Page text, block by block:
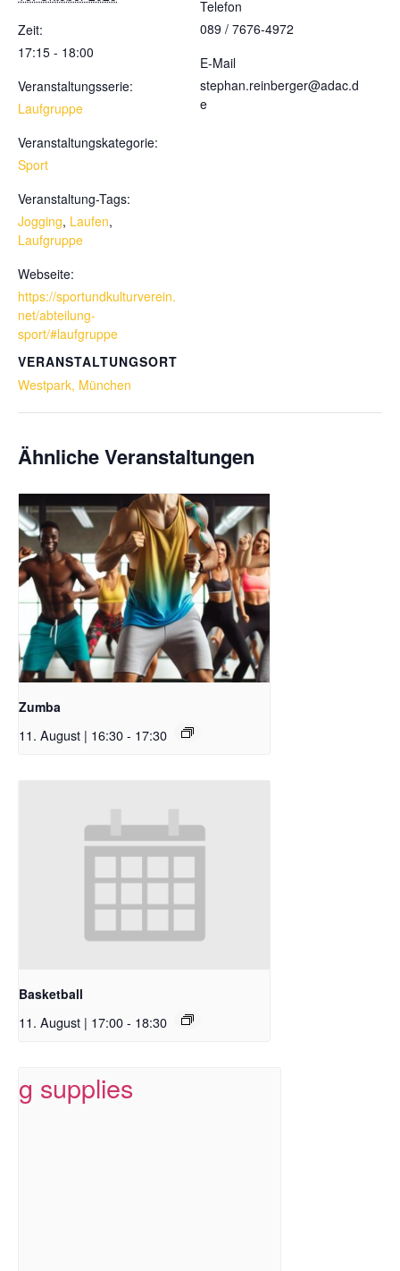
Zeit:
17:15 - 18:00
Veranstaltungsserie:
Laufgruppe
Veranstaltungskategorie:
Sport
Veranstaltung-Tags:
Jogging, Laufen,
Laufgruppe
Webseite:
https://sportundkulturverein.
net/abteilung-
sport/#laufgruppe
VERANSTALTUNGSORT
Westpark, München
Telefon
089 / 7676-4972
E-Mail
stephan.reinberger@adac.d
e
Ähnliche Veranstaltungen
Zumba
11. August | 16:30- 17:30
Basketball
11. August | 17:00- 18:30